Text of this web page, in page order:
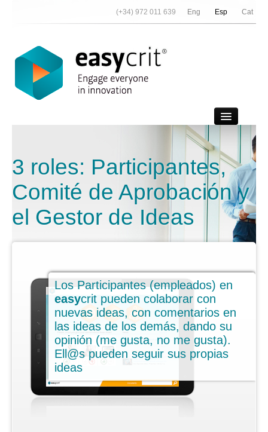
Eng Esp Cat
(+34) 972 011 639
Contactar
Noticias
Nosotros
Referencias
Contacto
¿Por qué easy crit?
Cuando empiezas a innovar
Concurso de ideas
Para poner orden a la innovación
Deseando innovar
3 roles: Participantes,
Comité de Aprobación y
el Gestor de Ideas
Los Participantes (empleados) en
easycrit pueden colaborar con
nuevas ideas, con comentarios en
las ideas de los demás, dando su
opinión (me gusta, no me gusta).
Ell@s pueden seguir sus propias
ideas